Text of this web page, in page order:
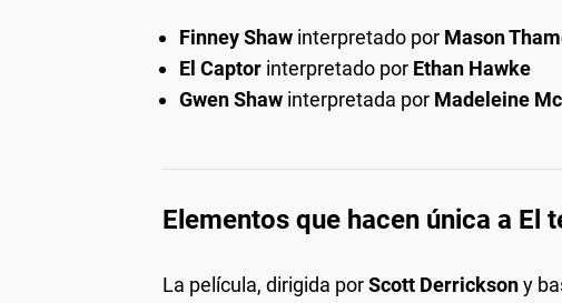
Finney Shaw interpretado por Mason
El Captor interpretado por Ethan Hawke
Gwen Shaw interpretada por Madeleine
Elementos que hacen única a El
La película, dirigida porScott Derricksony